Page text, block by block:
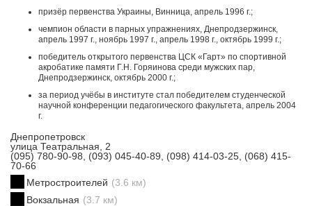
призёр первенства Украины, Винница, апрель 1996 г.;
чемпион области в парных упражнениях, Днепродзержинск,
апрель 1997 г., ноябрь 1997 г., апрель 1998 г., октябрь 1999 г.;
победитель открытого первенства ЦСК «Гарт» по спортивной
акробатике памяти Г.Н. Горяинова среди мужских пар,
Днепродзержинск, октябрь 2000 г.;
за период учёбы в институте стал победителем студенческой
научной конференции педагогического факультета, апрель 2004
г.
Днепропетровск
улица Театральная, 2
(095) 780-90-98, (093) 045-40-89, (098) 414-03-25, (068) 415-
70-66
Метростроителей (3.6 км)
Вокзальная (3.7 км)